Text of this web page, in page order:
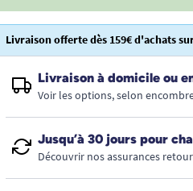
Livraison offerte dès 159€ d'achats
Livraison à domicile ou
Voir les options, selon
Jusqu’à 30 jours pour
Découvrir nos assurances retour